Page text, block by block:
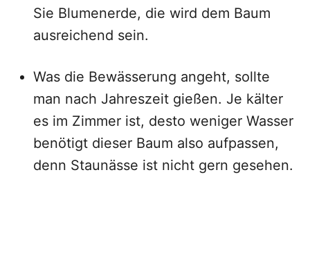
Sie Blumenerde, die wird dem Baum
ausreichend sein.
Was die Bewässerung angeht, sollte
man nach Jahreszeit gießen. Je kälter
es im Zimmer ist, desto weniger Wasser
benötigt dieser Baum also aufpassen,
denn Staunässe ist nicht gern gesehen.